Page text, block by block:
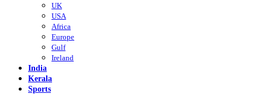
UK
USA
Africa
Europe
Gulf
Ireland
India
Kerala
Sports